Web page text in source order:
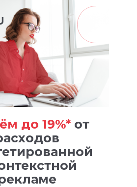
до 19%*от